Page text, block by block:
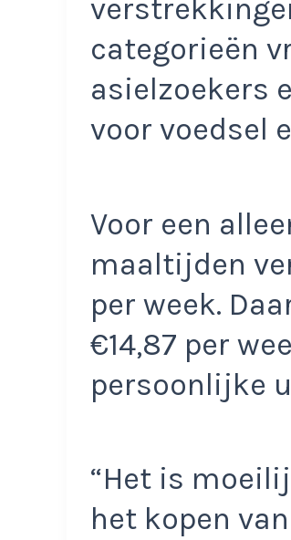
categorieën
asielzoekers
voor voedsel
Voor een
maaltijden
per week.
€14,87 per
persoonlijke
“Het is
het kopen